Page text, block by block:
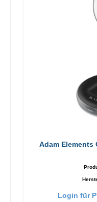
Adam Elements
Login für